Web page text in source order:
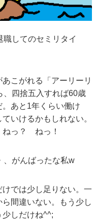
してのセミリタイ
こがれる「アーリーリ
、四捨五入すれば60歳
あと1年くらい働け
いけるかもしれない。
ねっ？ ねっ！
、がんばったな私w
では少し足りない。一
間違いない。もう少し
少しだけね^^;